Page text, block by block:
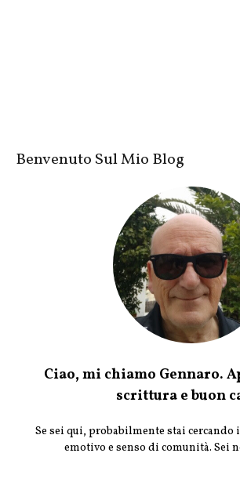
Benvenuto Sul Mio Blog
Ciao, mi chiamo Gennaro.
scrittura e buon
Se sei qui, probabilmente stai
emotivo e senso di comunità. Sei